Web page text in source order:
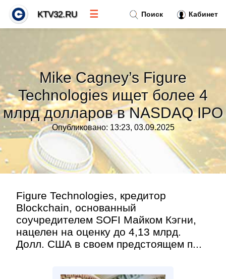
Mike Cagney’s Figure
Technologies ищет более 4
млрд долларов в NASDAQ IPO
Опубликовано: 13:23, 03.09.2025
Figure Technologies, кредитор
Blockchain, основанный
соучредителем SOFI Майком Кэгни,
нацелен на оценку до 4,13 млрд.
Долл. США в своем предстоящем п...
Поиск Кабинет
KTV32.RU ☰
Тренды новостей »
Рубрики»
Правила
Контакт»